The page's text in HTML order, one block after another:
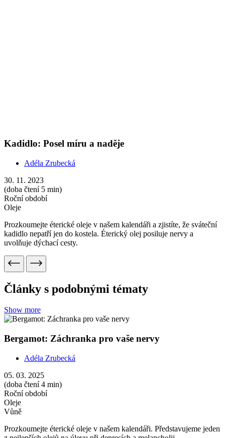
05. 03. 2025
(doba čtení 4 min)
Roční období
Vůně
Prozkoumejte éterické oleje v našem kalendáři. Představujeme jeden
Show more
Grapefruit: Průvodce k radostem všedního dne
Adéla Zrubecká
05. 03. 2025
(doba čtení 4 min)
Roční období
Oleje
Vůně
Prozkoumejte éterické oleje v našem kalendáři. Vůně grapu vám
vrátí vaše každodenní malé radosti a úsměv na tvář.
Show more